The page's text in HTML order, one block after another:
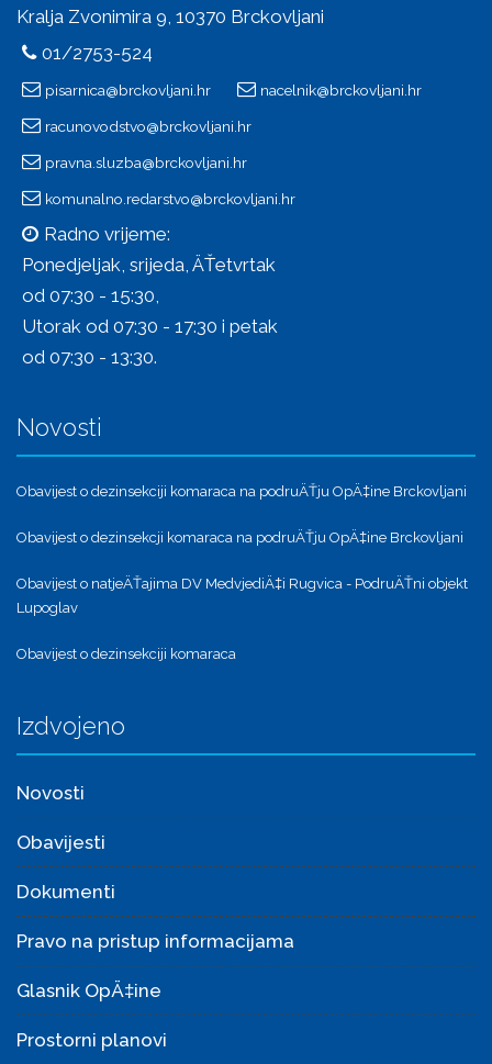
Kralja Zvonimira 9, 10370 Brckovljani
01/2753-524
pisarnica@brckovljani.hr nacelnik@brckovljani.hr
racunovodstvo@brckovljani.hr
pravna.sluzba@brckovljani.hr
komunalno.redarstvo@brckovljani.hr
Radno vrijeme:
Ponedjeljak, srijeda, ÄŤetvrtak
od 07:30 - 15:30,
Utorak od 07:30 - 17:30 i petak
od 07:30 - 13:30.
Novosti
Obavijest o dezinsekciji komaraca na podruÄŤju OpÄ‡ine Brckovljani
Obavijest o dezinsekcji komaraca na podruÄŤju OpÄ‡ine Brckovljani
Obavijest o natjeÄŤajima DV MedvjediÄ‡i Rugvica - PodruÄŤni objekt
Lupoglav
Obavijest o dezinsekciji komaraca
Izdvojeno
Novosti
Obavijesti
Dokumenti
Pravo na pristup informacijama
Glasnik OpÄ‡ine
Prostorni planovi